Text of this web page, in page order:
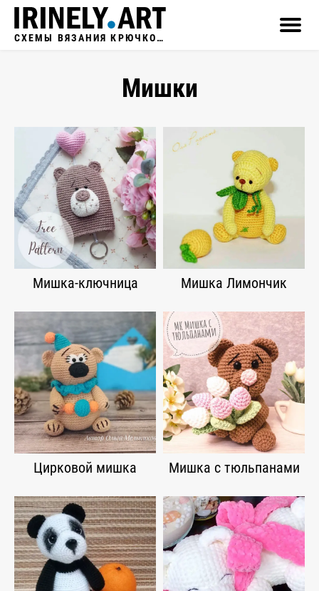
СХЕМЫ ВЯЗАНИЯ КРЮЧКОМ
Мишки
Мишка-ключница Мишка Лимончик
Цирковой мишка Мишка с тюльпанами